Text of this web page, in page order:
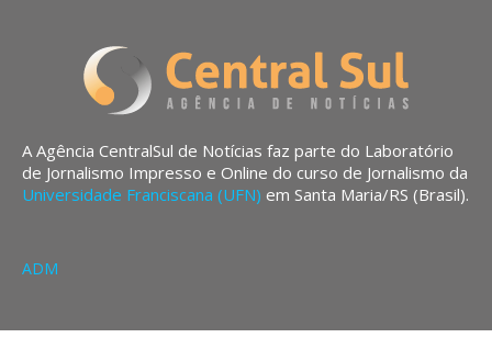
A Agência CentralSul de Notícias faz parte do Laboratório
de Jornalismo Impresso e Online do curso de Jornalismo da
Universidade Franciscana (UFN) em Santa Maria/RS (Brasil).
ADM